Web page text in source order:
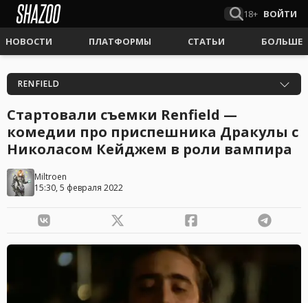
18+ ВОЙТИ
НОВОСТИ ПЛАТФОРМЫ СТАТЬИ БОЛЬШЕ
RENFIELD
Стартовали съемки Renfield —
комедии про приспешника Дракулы с
Николасом Кейджем в роли вампира
Miltroen
15:30, 5 февраля 2022